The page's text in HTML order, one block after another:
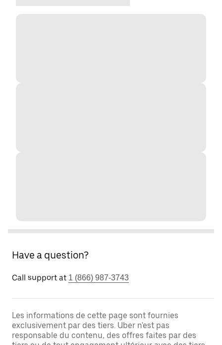
Have a question?
Call support at 1 (866) 987-3743
Les informations de cette page sont fournies
exclusivement par des tiers. Uber n'est pas
responsable du contenu, des offres faites par des